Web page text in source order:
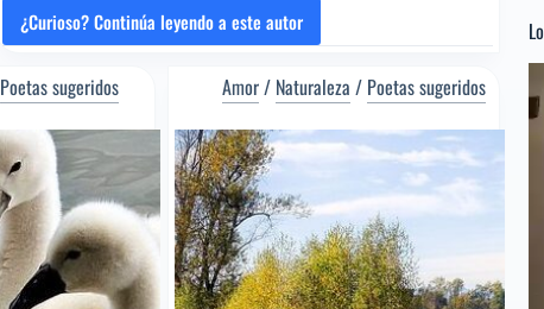
¿Curioso? Continúa leyendo a este autor
ENCAJE
del
Editor]
Juan
Eduardo
Cirlot
[Poeta
sugerido]
Poetas sugeridos Amor/ Naturaleza / Poetas sugeridos
de